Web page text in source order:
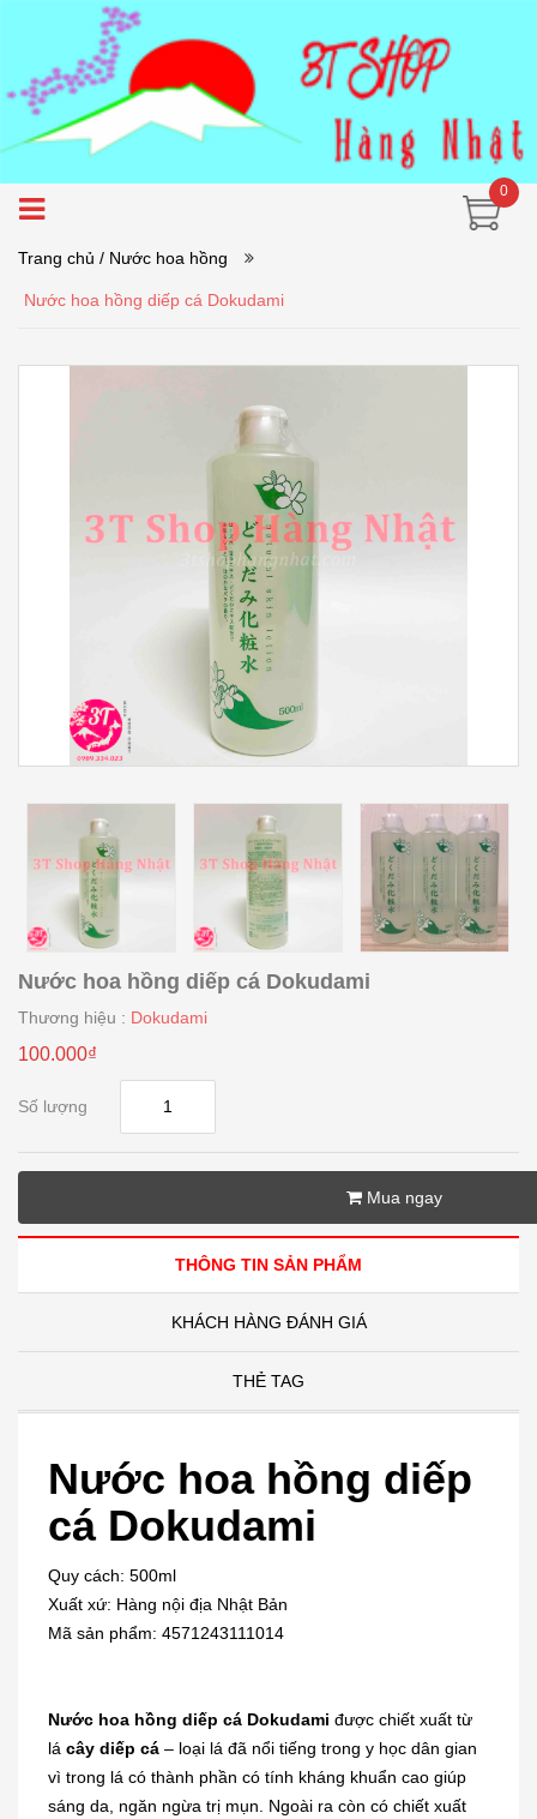
0
Trang chủ / Nước hoa hồng
Nước hoa hồng diếp cá Dokudami
Nước hoa hồng diếp cá Dokudami
Thương hiệu : Dokudami
100.000₫
Số lượng
Mua ngay
THÔNG TIN SẢN PHẨM
KHÁCH HÀNG ĐÁNH GIÁ
THẺ TAG
Nước hoa hồng diếp
cá Dokudami
Quy cách: 500ml
Xuất xứ: Hàng nội địa Nhật Bản
Mã sản phẩm: 4571243111014
Nước hoa hồng diếp cá Dokudami được chiết xuất từ
lá cây diếp cá – loại lá đã nổi tiếng trong y học dân gian
vì trong lá có thành phần có tính kháng khuẩn cao giúp
sáng da, ngăn ngừa trị mụn. Ngoài ra còn có chiết xuất